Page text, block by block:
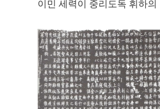
이민 세력이 중리도독 휘하